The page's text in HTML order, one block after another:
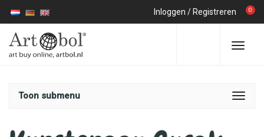
Inloggen / Registreren 0
Toon submenu